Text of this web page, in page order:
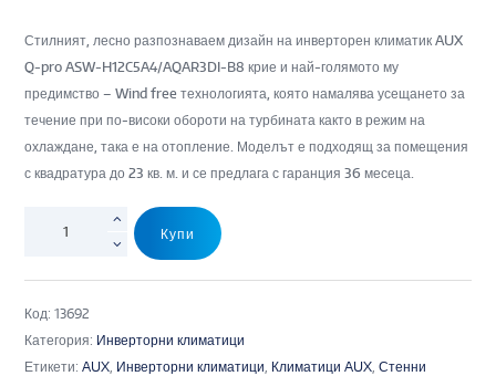
Стилният, лесно разпознаваем дизайн на инверторен климатик AUX
Q-pro ASW-H12C5A4/AQAR3DI-B8 крие и най-голямото му
предимство – Wind free технологията, която намалява усещането за
течение при по-високи обороти на турбината както в режим на
охлаждане, така е на отопление. Моделът е подходящ за помещения
с квадратура до 23 кв. м. и се предлага с гаранция 36 месеца.
Купи
Код:13692
Категория: Инверторни климатици
Етикети:AUX Инверторни климатици Климатици AUX ,Стенни